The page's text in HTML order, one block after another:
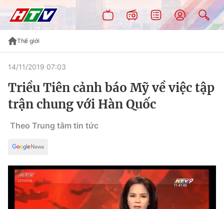
Thế giới
14/11/2019 07:03
Triều Tiên cảnh báo Mỹ về việc tập
trận chung với Hàn Quốc
Theo Trung tâm tin tức